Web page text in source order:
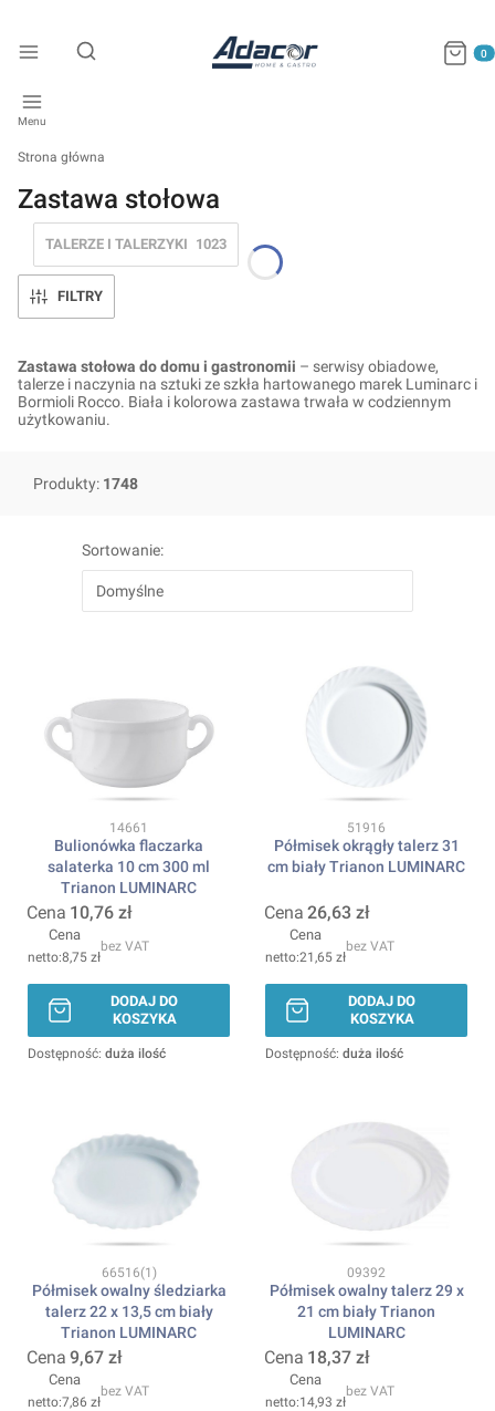
Otwórz wyszukiwarkę
Menu
Strona główna
Zastawa stołowa
TALERZE I TALERZYKI 1023
FILTRY
Zastawa stołowa do domu i gastronomii – serwisy obiadowe,
talerze i naczynia na sztuki ze szkła hartowanego marek Luminarc i
Bormioli Rocco. Biała i kolorowa zastawa trwała w codziennym
użytkowaniu.
Produkty: 1748
Sortowanie:
Domyślne
Kod produktu
14661
Bulionówka flaczarka
salaterka 10 cm 300 ml
Trianon LUMINARC
Cena 10,76 zł
Cena
8,75 zł
bez VAT
DODAJ DO
KOSZYKA
Dostępność: duża ilość
Kod produktu
51916
Półmisek okrągły talerz 31
cm biały Trianon LUMINARC
Cena 26,63 zł
Cena
21,65 zł
bez VAT
DODAJ DO
KOSZYKA
Dostępność: duża ilość
Kod produktu
66516(1)
Półmisek owalny śledziarka
talerz 22 x 13,5 cm biały
Trianon LUMINARC
Cena 9,67 zł
Cena
7,86 zł
bez VAT
Kod produktu
09392
Półmisek owalny talerz 29 x
21 cm biały Trianon
LUMINARC
Cena 18,37 zł
Cena
14,93 zł
bez VAT